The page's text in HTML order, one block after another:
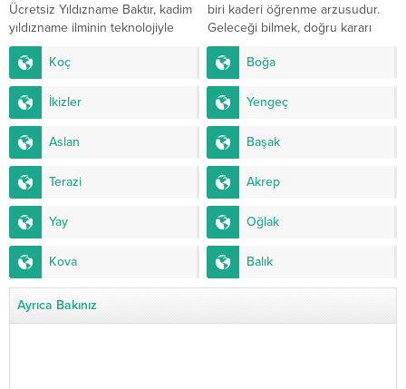
Ücretsiz Yıldızname Baktır, kadim
yıldızname ilminin teknolojiyle
birleşmiş halidir. Artık isim, anne
adı ve doğum tarihi girilerek...
biri kaderi öğrenme arzusudur.
Geleceği bilmek, doğru kararı
vermek ve hayatın gidişatını
anlamak...
Koç Boğa
İkizler Yengeç
Aslan Başak
Terazi Akrep
Yay Oğlak
Kova Balık
Ayrıca Bakınız